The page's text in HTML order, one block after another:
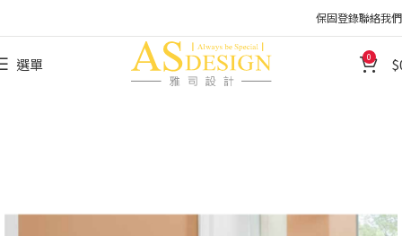
保固登錄聯絡我們
選單 0